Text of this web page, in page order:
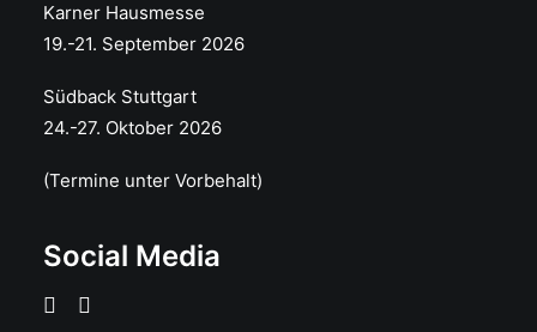
Karner Hausmesse
19.-21. September 2026
Südback Stuttgart
24.-27. Oktober 2026
(Termine unter Vorbehalt)
Social Media